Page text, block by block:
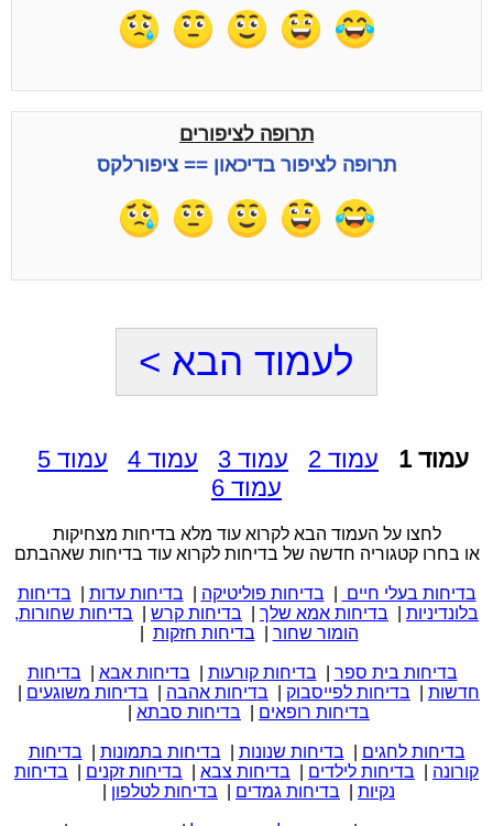
תרופה לציפורים
תרופה לציפור בדיכאון == ציפורלקס
לעמוד הבא >
עמוד 1 עמוד 2 עמוד 3 עמוד 4
עמוד 5
עמוד 6
לחצו על העמוד הבא לקרוא עוד מלא בדיחות מצחיקות
או בחרו קטגוריה חדשה של בדיחות לקרוא עוד בדיחות שאהבתם
בדיחות בעלי חיים בדיחות פוליטיקה בדיחות עדות
בדיחות
בלונדיניות
בדיחות אמא שלך בדיחות קרש
בדיחות שחורות,
הומור שחור
בדיחות חזקות
בדיחות בית ספר בדיחות קורעות בדיחות אבא
בדיחות
חדשות
בדיחות לפייסבוק בדיחות אהבה בדיחות משוגעים
בדיחות רופאים
בדיחות סבתא
בדיחות לחגים בדיחות שנונות בדיחות בתמונות
בדיחות
קורונה
בדיחות לילדים בדיחות צבא בדיחות זקנים
בדיחות
נקיות
בדיחות גמדים בדיחות לטלפון